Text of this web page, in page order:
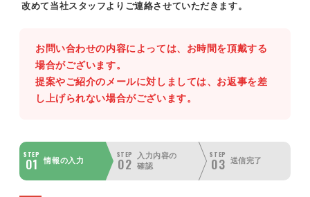
改めて当社スタッフよりご連絡させていただきます。
お問い合わせの内容によっては、お時間を頂戴する
場合がございます。
提案やご紹介のメールに対しましては、お返事を差
し上げられない場合がございます。
STEP
01 情報の入力
STEP
02
入力内容の
確認
STEP
03 送信完了